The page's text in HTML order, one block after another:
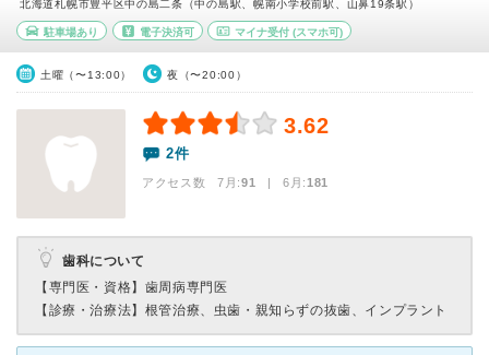
北海道札幌市豊平区中の島二条（中の島駅、幌南小学校前駅、山鼻19条駅）
駐車場あり 電子決済可 マイナ受付 (スマホ可)
土曜（〜13:00） 夜（〜20:00）
3.62
2件
アクセス数 7月:91 | 6月:181
歯科について
【専門医・資格】 歯周病専門医
【診療・治療法】 根管治療、虫歯・親知らずの抜歯、インプラント